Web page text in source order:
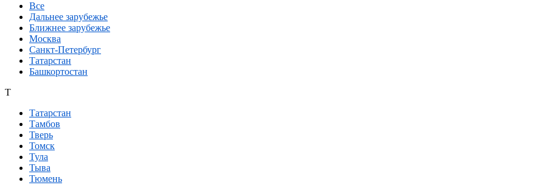
Все
Дальнее зарубежье
Ближнее зарубежье
Москва
Санкт-Петербург
Татарстан
Башкортостан
Т
Татарстан
Тамбов
Тверь
Томск
Тула
Тыва
Тюмень